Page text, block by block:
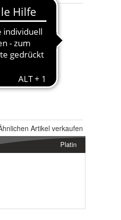
Artikel verkaufen
Platin